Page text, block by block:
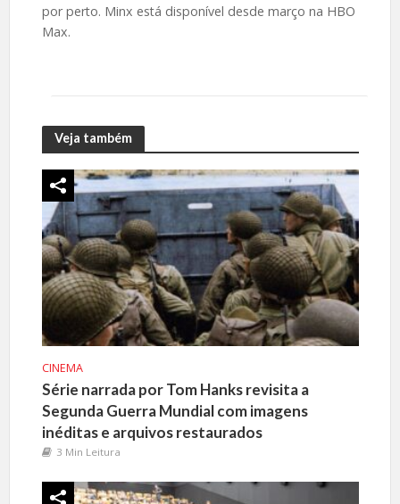
por perto. Minx está disponível desde março na HBO
Max.
Veja também
CINEMA
Série narrada por Tom Hanks revisita a
Segunda Guerra Mundial com imagens
inéditas e arquivos restaurados
3 Min Leitura